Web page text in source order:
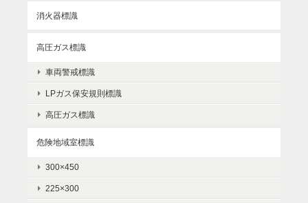
消火器標識
高圧ガス標識
車両警戒標識
LPガス保安規則標識
高圧ガス標識
危険地域室標識
300×450
225×300